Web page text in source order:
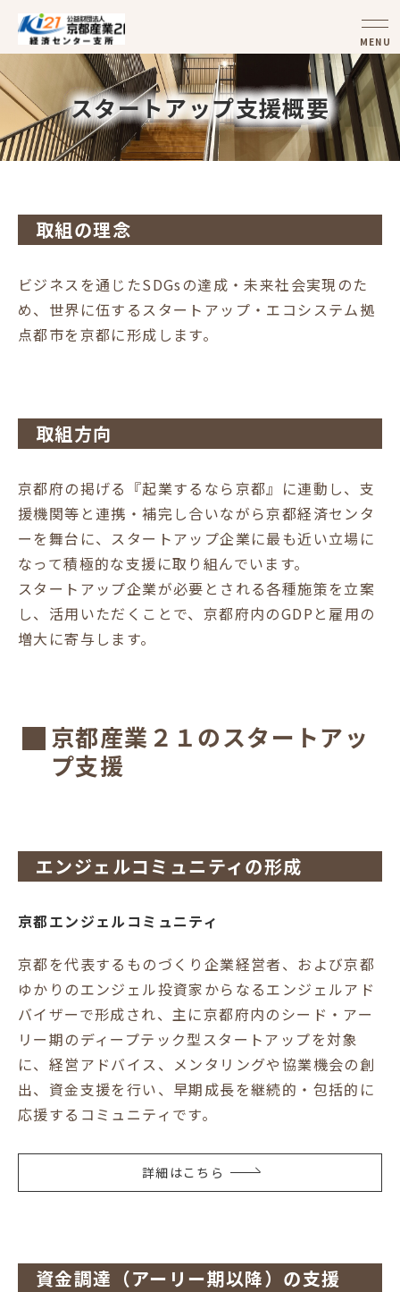
MENU
スタートアップ支援概要
取組の理念
ビジネスを通じたSDGsの達成・未来社会実現のた
め、世界に伍するスタートアップ・エコシステム拠
点都市を京都に形成します。
取組方向
京都府の掲げる『起業するなら京都』に連動し、支
援機関等と連携・補完し合いながら京都経済センタ
ーを舞台に、スタートアップ企業に最も近い立場に
なって積極的な支援に取り組んでいます。
スタートアップ企業が必要とされる各種施策を立案
し、活用いただくことで、京都府内のGDPと雇用の
増大に寄与します。
京都産業２１のスタートアッ
プ支援
エンジェルコミュニティの形成
京都エンジェルコミュニティ
京都を代表するものづくり企業経営者、および京都
ゆかりのエンジェル投資家からなるエンジェルアド
バイザーで形成され、主に京都府内のシード・アー
リー期のディープテック型スタートアップを対象
に、経営アドバイス、メンタリングや協業機会の創
出、資金支援を行い、早期成長を継続的・包括的に
応援するコミュニティです。
詳細はこちら
資金調達（アーリー期以降）の支援